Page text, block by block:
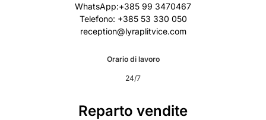
WhatsApp:+385 99 3470467
Telefono: +385 53 330 050
reception@lyraplitvice.com
Orario di lavoro
24/7
Reparto vendite